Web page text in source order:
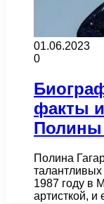
01.06.2023
0
факты
Полины
Полина
1987 году в
артисткой,